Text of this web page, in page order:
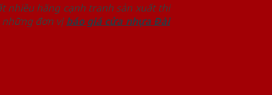
nhiều hãng cạnh tranh sản xuất thi
những đơn vịbáo giá cửa nhựa Đài